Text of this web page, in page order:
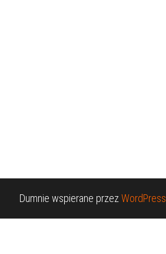
Dumnie wspierane przez WordPress